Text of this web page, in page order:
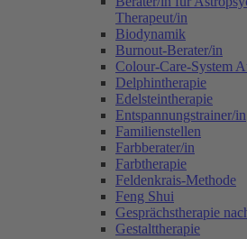
Therapeut/in
Biodynamik
Burnout-Berater/in
Colour-Care-System
Delphintherapie
Edelsteintherapie
Entspannungstrainer/in
Familienstellen
Farbberater/in
Farbtherapie
Feldenkrais-Methode
Feng Shui
Gesprächstherapie
Gestalttherapie